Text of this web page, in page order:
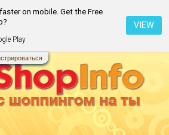
on mobile. Get the Free
Play
VIEW